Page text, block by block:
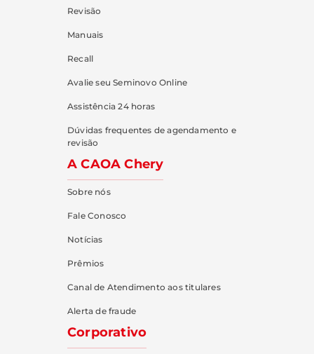
Revisão
Manuais
Recall
Avalie seu Seminovo Online
Assistência 24 horas
Dúvidas frequentes de agendamento e
revisão
A CAOA Chery
Sobre nós
Fale Conosco
Notícias
Prêmios
Canal de Atendimento aos titulares
Alerta de fraude
Corporativo